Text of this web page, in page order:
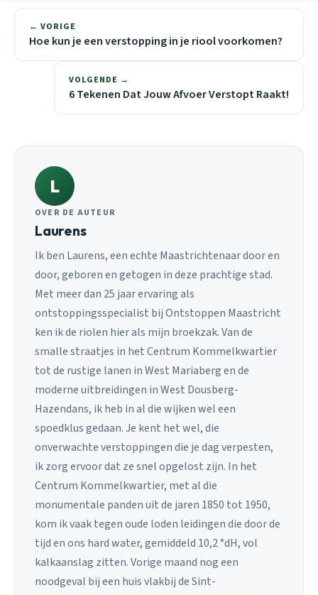
← VORIGE
Hoe kun je een verstopping in je riool voorkomen?
VOLGENDE →
6 Tekenen Dat Jouw Afvoer Verstopt Raakt!
L
OVER DE AUTEUR
Laurens
Ik ben Laurens, een echte Maastrichtenaar door en
door, geboren en getogen in deze prachtige stad.
Met meer dan 25 jaar ervaring als
ontstoppingsspecialist bij Ontstoppen Maastricht
ken ik de riolen hier als mijn broekzak. Van de
smalle straatjes in het Centrum Kommelkwartier
tot de rustige lanen in West Mariaberg en de
moderne uitbreidingen in West Dousberg-
Hazendans, ik heb in al die wijken wel een
spoedklus gedaan. Je kent het wel, die
onverwachte verstoppingen die je dag verpesten,
ik zorg ervoor dat ze snel opgelost zijn. In het
Centrum Kommelkwartier, met al die
monumentale panden uit de jaren 1850 tot 1950,
kom ik vaak tegen oude loden leidingen die door de
tijd en ons hard water, gemiddeld 10,2 °dH, vol
kalkaanslag zitten. Vorige maand nog een
noodgeval bij een huis vlakbij de Sint-